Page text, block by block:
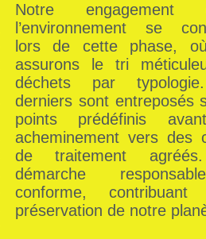
Notre engagement
l’environnement se
lors de cette phase,
assurons le tri
déchets par
derniers sont entreposés
points prédéfinis
acheminement vers des
de traitement
démarche
conforme,
préservation de notre